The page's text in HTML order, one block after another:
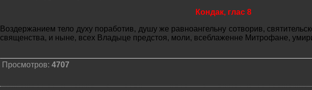
Кондак, глас 8
Воздержанием тело духу поработив, душу же равноангельну сотворив,
священства, и ныне, всех Владыце предстоя, моли, всеблаженне Митрофане,
Просмотров: 4707